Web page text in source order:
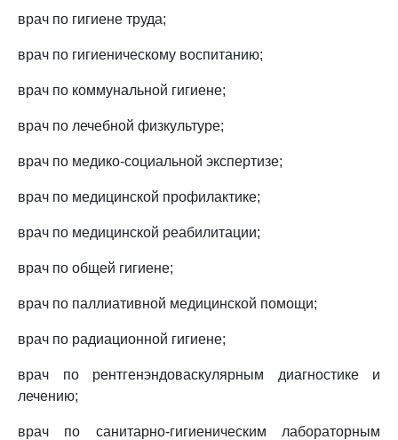
врач по гигиене труда;
врач по гигиеническому воспитанию;
врач по коммунальной гигиене;
врач по лечебной физкультуре;
врач по медико-социальной экспертизе;
врач по медицинской профилактике;
врач по медицинской реабилитации;
врач по общей гигиене;
врач по паллиативной медицинской помощи;
врач по радиационной гигиене;
врач по рентгенэндоваскулярным диагностике и
лечению;
врач по санитарно-гигиеническим лабораторным